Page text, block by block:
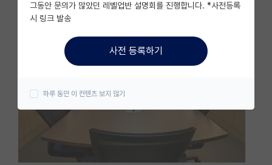
미국 유학 게시판
미국 대학원 합격 후기 게시판
대학원생 모집 게시판
연구실(PI) 홍보 게시판
석박사 채용 정보 게시판
임용 정보 게시판
그동안 문의가 많았던 레벨업반 설명회를 진행합니다. *사전등록
시 링크 발송
사전 등록하기
하루 동안 이 컨텐츠 보지 않기